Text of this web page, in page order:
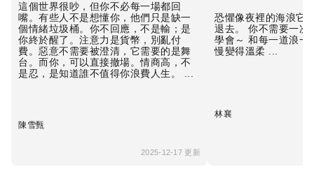
這個世界很吵，但你不必每一場都回
嘴。有些人不是想懂你，他們只是缺一
個情緒垃圾桶。你不回應，不是輸；是
你終於醒了。注意力是貨幣，別亂付
費。惡意不需要被澄清，它需要的是舞
台。而你，可以直接撤場。情商高，不
是忍，是知道誰不值得你浪費人生。 ...
陳雪甄
2025-12-17 更新
恐懼像夜裡的海浪它
退去。 你不需要一次
學會～ 和每一道浪一
慢變得溫柔 ...
林襄